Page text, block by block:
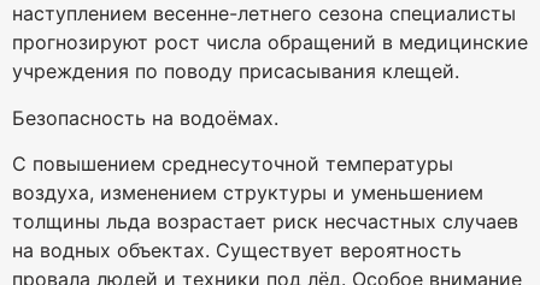
наступлением весенне-летнего сезона специалисты
прогнозируют рост числа обращений в медицинские
учреждения по поводу присасывания клещей.
Безопасность на водоёмах.
С повышением среднесуточной температуры
воздуха, изменением структуры и уменьшением
толщины льда возрастает риск несчастных случаев
на водных объектах. Существует вероятность
провала людей и техники под лёд. Особое внимание